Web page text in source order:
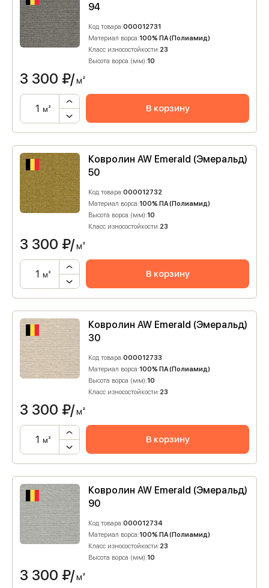
94
Код товара:000012731
Материал ворса:100% ПА (Полиамид)
Класс износостойкости:23
Высота ворса (мм):10
3 300 ₽/м²
м² В корзину
Ковролин AW Emerald (Эмеральд)
50
Код товара:000012732
Материал ворса:100% ПА (Полиамид)
Высота ворса (мм):10
Класс износостойкости:23
3 300 ₽/м²
м² В корзину
Ковролин AW Emerald (Эмеральд)
30
Код товара:000012733
Материал ворса:100% ПА (Полиамид)
Высота ворса (мм):10
Класс износостойкости:23
3 300 ₽/м²
м² В корзину
Ковролин AW Emerald (Эмеральд)
90
Код товара:000012734
Материал ворса:100% ПА (Полиамид)
Класс износостойкости:23
Высота ворса (мм):10
3 300 ₽/м²